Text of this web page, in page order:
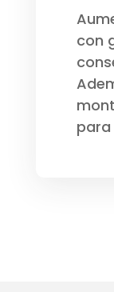
con
para